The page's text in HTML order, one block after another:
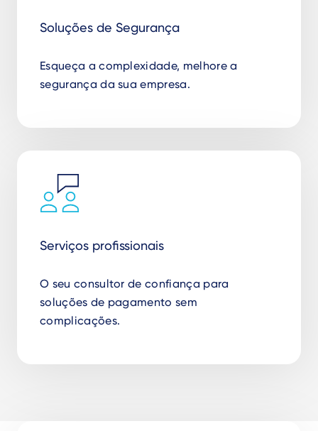
Soluções de Segurança
Esqueça a complexidade, melhore a
segurança da sua empresa.
Serviços profissionais
O seu consultor de confiança para
soluções de pagamento sem
complicações.